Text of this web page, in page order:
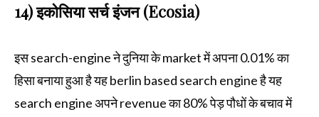
14) इकोसिया सर्च इंजन (Ecosia)
इस search-engine ने दुनिया के market में अपना 0.01% का
हिसा बनाया हुआ है यह berlin based search engine है यह
search engine अपने revenue का 80% पेड़ पौधों के बचाव में